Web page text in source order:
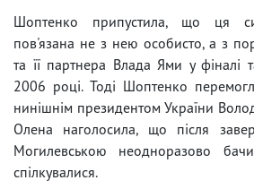
Шоптенко припустила, що ця
пов'язана не з нею особисто, а з
та її партнера Влада Ями у фіналі
2006 році. Тоді Шоптенко
нинішнім президентом України
Олена наголосила, що після
Могилевською неодноразово
спілкувалися.